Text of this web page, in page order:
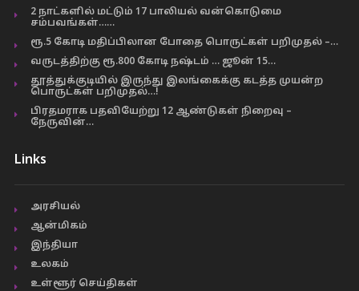
2 நாட்களில் மட்டும் 17 பாலியல் வன்கொடுமை
சம்பவங்கள்……
ரூ.5 கோடி மதிப்பிலான போதை பொருட்கள் பறிமுதல் –…
வருடத்திற்கு ரூ.800 கோடி நஷ்டம் … ஜூன் 15…
தூத்துக்குடியில் இருந்து இலங்கைக்கு கடத்த முயன்ற
பொருட்கள் பறிமுதல்…!
பிரதமராக பதவியேற்று 12 ஆண்டுகள் நிறைவு –
நேருவின்…
Links
அரசியல்
ஆன்மிகம்
இந்தியா
உலகம்
உள்ளூர் செய்திகள்